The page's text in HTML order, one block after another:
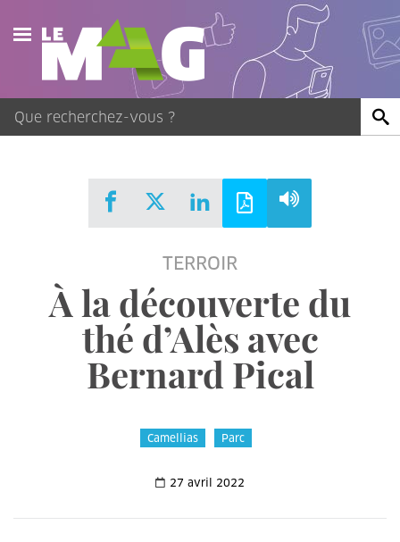
Actualités
Agenda
Publications
TERROIR
À la découverte du
thé d’Alès avec
Bernard Pical
Camellias Parc
27 avril 2022